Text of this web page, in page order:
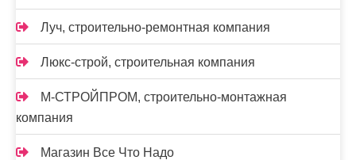
Луч, строительно-ремонтная компания
Люкс-строй, строительная компания
М-СТРОЙПРОМ, строительно-монтажная
компания
Магазин Все Что Надо